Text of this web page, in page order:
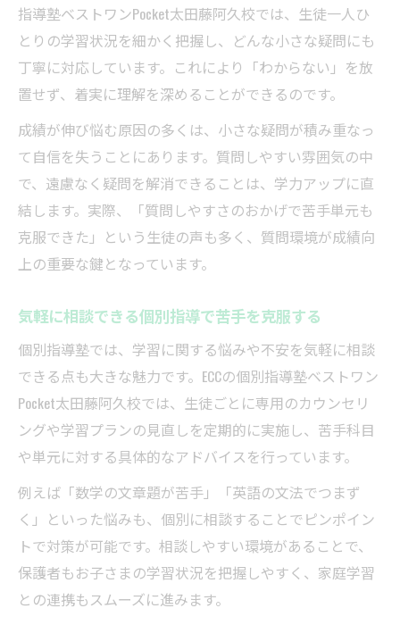
指導塾ベストワンPocket太田藤阿久校では、生徒一人ひ
とりの学習状況を細かく把握し、どんな小さな疑問にも
丁寧に対応しています。これにより「わからない」を放
置せず、着実に理解を深めることができるのです。
成績が伸び悩む原因の多くは、小さな疑問が積み重なっ
て自信を失うことにあります。質問しやすい雰囲気の中
で、遠慮なく疑問を解消できることは、学力アップに直
結します。実際、「質問しやすさのおかげで苦手単元も
克服できた」という生徒の声も多く、質問環境が成績向
上の重要な鍵となっています。
気軽に相談できる個別指導で苦手を克服する
個別指導塾では、学習に関する悩みや不安を気軽に相談
できる点も大きな魅力です。ECCの個別指導塾ベストワン
Pocket太田藤阿久校では、生徒ごとに専用のカウンセリ
ングや学習プランの見直しを定期的に実施し、苦手科目
や単元に対する具体的なアドバイスを行っています。
例えば「数学の文章題が苦手」「英語の文法でつまず
く」といった悩みも、個別に相談することでピンポイン
トで対策が可能です。相談しやすい環境があることで、
保護者もお子さまの学習状況を把握しやすく、家庭学習
との連携もスムーズに進みます。